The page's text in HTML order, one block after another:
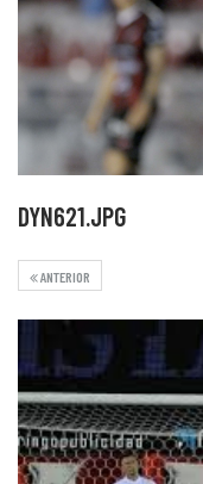
DYN621.JPG
ANTERIOR